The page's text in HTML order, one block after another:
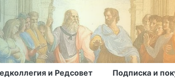
и Редсовет Подписка и